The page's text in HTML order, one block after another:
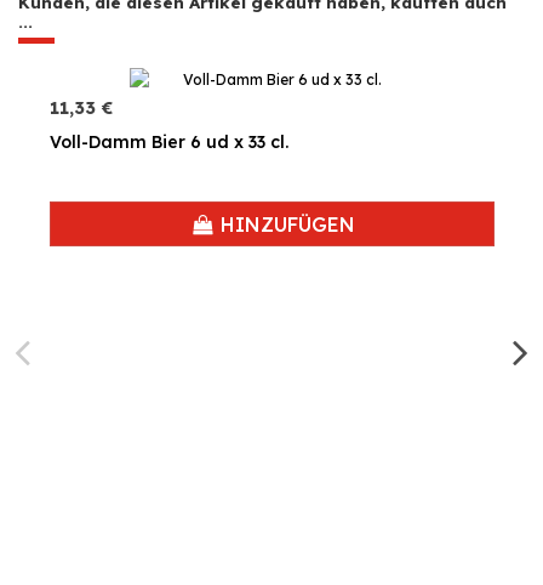
...
11,33 €
Voll-Damm Bier 6 ud x 33 cl.
HINZUFÜGEN